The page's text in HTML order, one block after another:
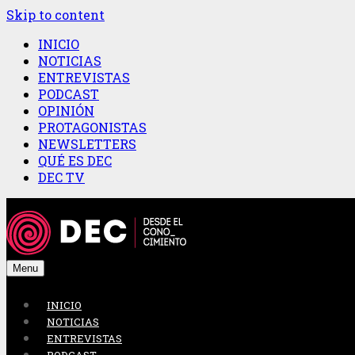
Skip to content
INICIO
NOTICIAS
ENTREVISTAS
PODCAST
OPINIÓN
PROTAGONISTAS
NEWSLETTERS
QUÉ ES DEC
DEC TV
Menu
INICIO
NOTICIAS
ENTREVISTAS